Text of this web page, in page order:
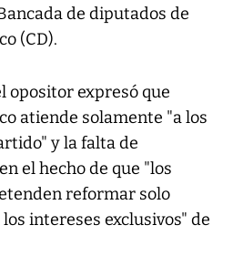
de diputados de
(CD).
opositor expresó que
atiende solamente "a los
y la falta de
el hecho de que "los
reformar solo
intereses exclusivos" de